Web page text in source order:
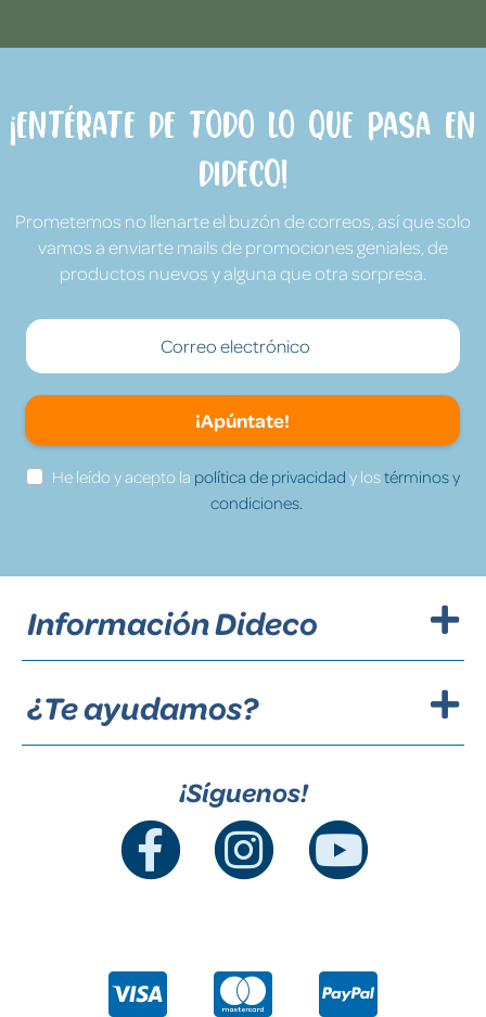
¡Entérate de todo lo que pasa en
Dideco!
Prometemos no llenarte el buzón de correos, así que solo
vamos a enviarte mails de promociones geniales, de
productos nuevos y alguna que otra sorpresa.
¡Apúntate!
He leído y acepto la política de privacidad y lostérminos y
condiciones.
Información Dideco
¿Te ayudamos?
¡Síguenos!